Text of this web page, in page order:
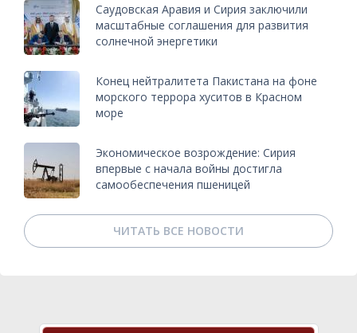
Саудовская Аравия и Сирия заключили
масштабные соглашения для развития
солнечной энергетики
Конец нейтралитета Пакистана на фоне
морского террора хуситов в Красном
море
Экономическое возрождение: Сирия
впервые с начала войны достигла
самообеспечения пшеницей
ЧИТАТЬ ВСЕ НОВОСТИ